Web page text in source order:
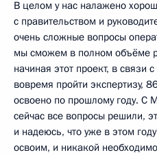
В целом у нас налажено
с правительством и
очень сложные вопросы
мы сможем в полном объёме
начиная этот проект, в связи
вовремя пройти экспертизу,
освоено по прошлому году. С
сейчас все вопросы решили,
и надеюсь, что уже в этом
освоим, и никакой